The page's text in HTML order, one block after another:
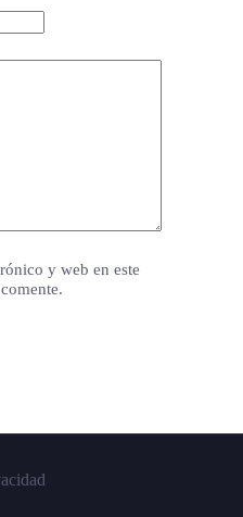
y web en este